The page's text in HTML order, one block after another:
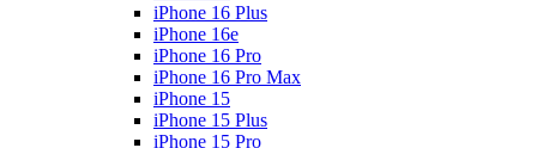
iPhone 16 Plus
iPhone 16e
iPhone 16 Pro
iPhone 16 Pro Max
iPhone 15
iPhone 15 Plus
iPhone 15 Pro